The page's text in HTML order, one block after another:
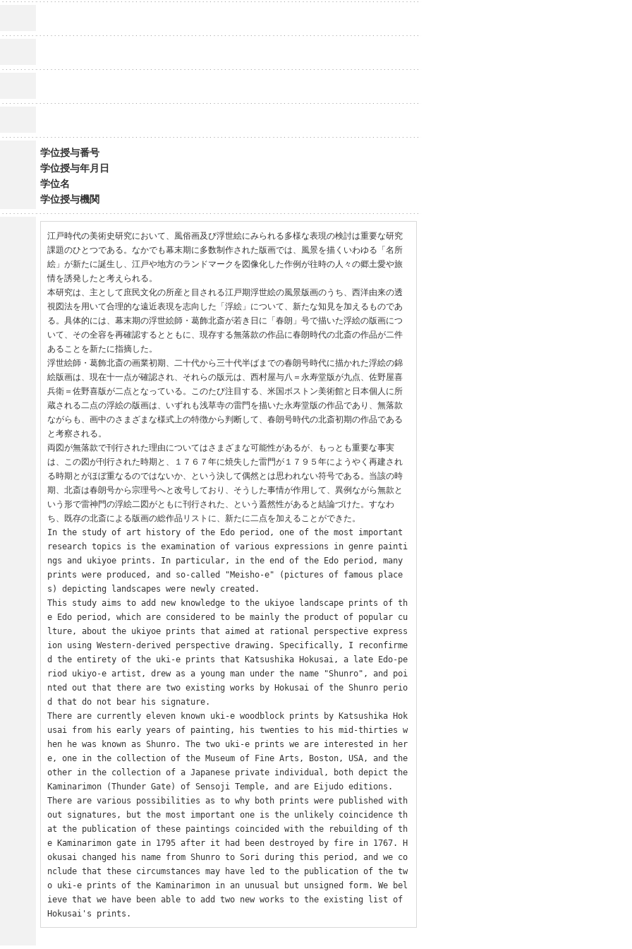
学位授与番号
学位授与年月日
学位名
学位授与機関
江戸時代の美術史研究において、風俗画及び浮世絵にみられる多様な表現の検討は重要な研究
課題のひとつである。なかでも幕末期に多数制作された版画では、風景を描くいわゆる「名所
絵」が新たに誕生し、江戸や地方のランドマークを図像化した作例が往時の人々の郷土愛や旅
情を誘発したと考えられる。
本研究は、主として庶民文化の所産と目される江戸期浮世絵の風景版画のうち、西洋由来の透
視図法を用いて合理的な遠近表現を志向した「浮絵」について、新たな知見を加えるものであ
る。具体的には、幕末期の浮世絵師・葛飾北斎が若き日に「春朗」号で描いた浮絵の版画につ
いて、その全容を再確認するとともに、現存する無落款の作品に春朗時代の北斎の作品が二件
あることを新たに指摘した。
浮世絵師・葛飾北斎の画業初期、二十代から三十代半ばまでの春朗号時代に描かれた浮絵の錦
絵版画は、現在十一点が確認され、それらの版元は、西村屋与八＝永寿堂版が九点、佐野屋喜
兵衛＝佐野喜版が二点となっている。このたび注目する、米国ボストン美術館と日本個人に所
蔵される二点の浮絵の版画は、いずれも浅草寺の雷門を描いた永寿堂版の作品であり、無落款
ながらも、画中のさまざまな様式上の特徴から判断して、春朗号時代の北斎初期の作品である
と考察される。
両図が無落款で刊行された理由についてはさまざまな可能性があるが、もっとも重要な事実
は、この図が刊行された時期と、１７６７年に焼失した雷門が１７９５年にようやく再建され
る時期とがほぼ重なるのではないか、という決して偶然とは思われない符号である。当該の時
期、北斎は春朗号から宗理号へと改号しており、そうした事情が作用して、異例ながら無款と
いう形で雷神門の浮絵二図がともに刊行された、という蓋然性があると結論づけた。すなわ
ち、既存の北斎による版画の総作品リストに、新たに二点を加えることができた。
In the study of art history of the Edo period, one of the most important
research topics is the examination of various expressions in genre painti
ngs and ukiyoe prints. In particular, in the end of the Edo period, many
prints were produced, and so-called "Meisho-e" (pictures of famous place
s) depicting landscapes were newly created.
This study aims to add new knowledge to the ukiyoe landscape prints of th
e Edo period, which are considered to be mainly the product of popular cu
lture, about the ukiyoe prints that aimed at rational perspective express
ion using Western-derived perspective drawing. Specifically, I reconfirme
d the entirety of the uki-e prints that Katsushika Hokusai, a late Edo-pe
riod ukiyo-e artist, drew as a young man under the name "Shunro", and poi
nted out that there are two existing works by Hokusai of the Shunro perio
d that do not bear his signature.
There are currently eleven known uki-e woodblock prints by Katsushika Hok
usai from his early years of painting, his twenties to his mid-thirties w
hen he was known as Shunro. The two uki-e prints we are interested in her
e, one in the collection of the Museum of Fine Arts, Boston, USA, and the
other in the collection of a Japanese private individual, both depict the
Kaminarimon (Thunder Gate) of Sensoji Temple, and are Eijudo editions.
There are various possibilities as to why both prints were published with
out signatures, but the most important one is the unlikely coincidence th
at the publication of these paintings coincided with the rebuilding of th
e Kaminarimon gate in 1795 after it had been destroyed by fire in 1767. H
okusai changed his name from Shunro to Sori during this period, and we co
nclude that these circumstances may have led to the publication of the tw
o uki-e prints of the Kaminarimon in an unusual but unsigned form. We bel
ieve that we have been able to add two new works to the existing list of
Hokusai's prints.